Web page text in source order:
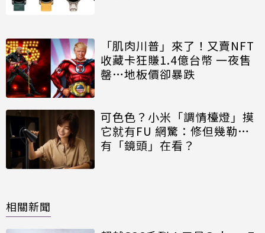
「肌肉川普」來了！又賣NFT
收藏卡狂賺1.4億台幣 一夜售
罄…地板價卻暴跌
可色色？小米「調情檯燈」摸
它就有FU 網驚：修但幾勒…
有「鏡頭」在看？
相關新聞